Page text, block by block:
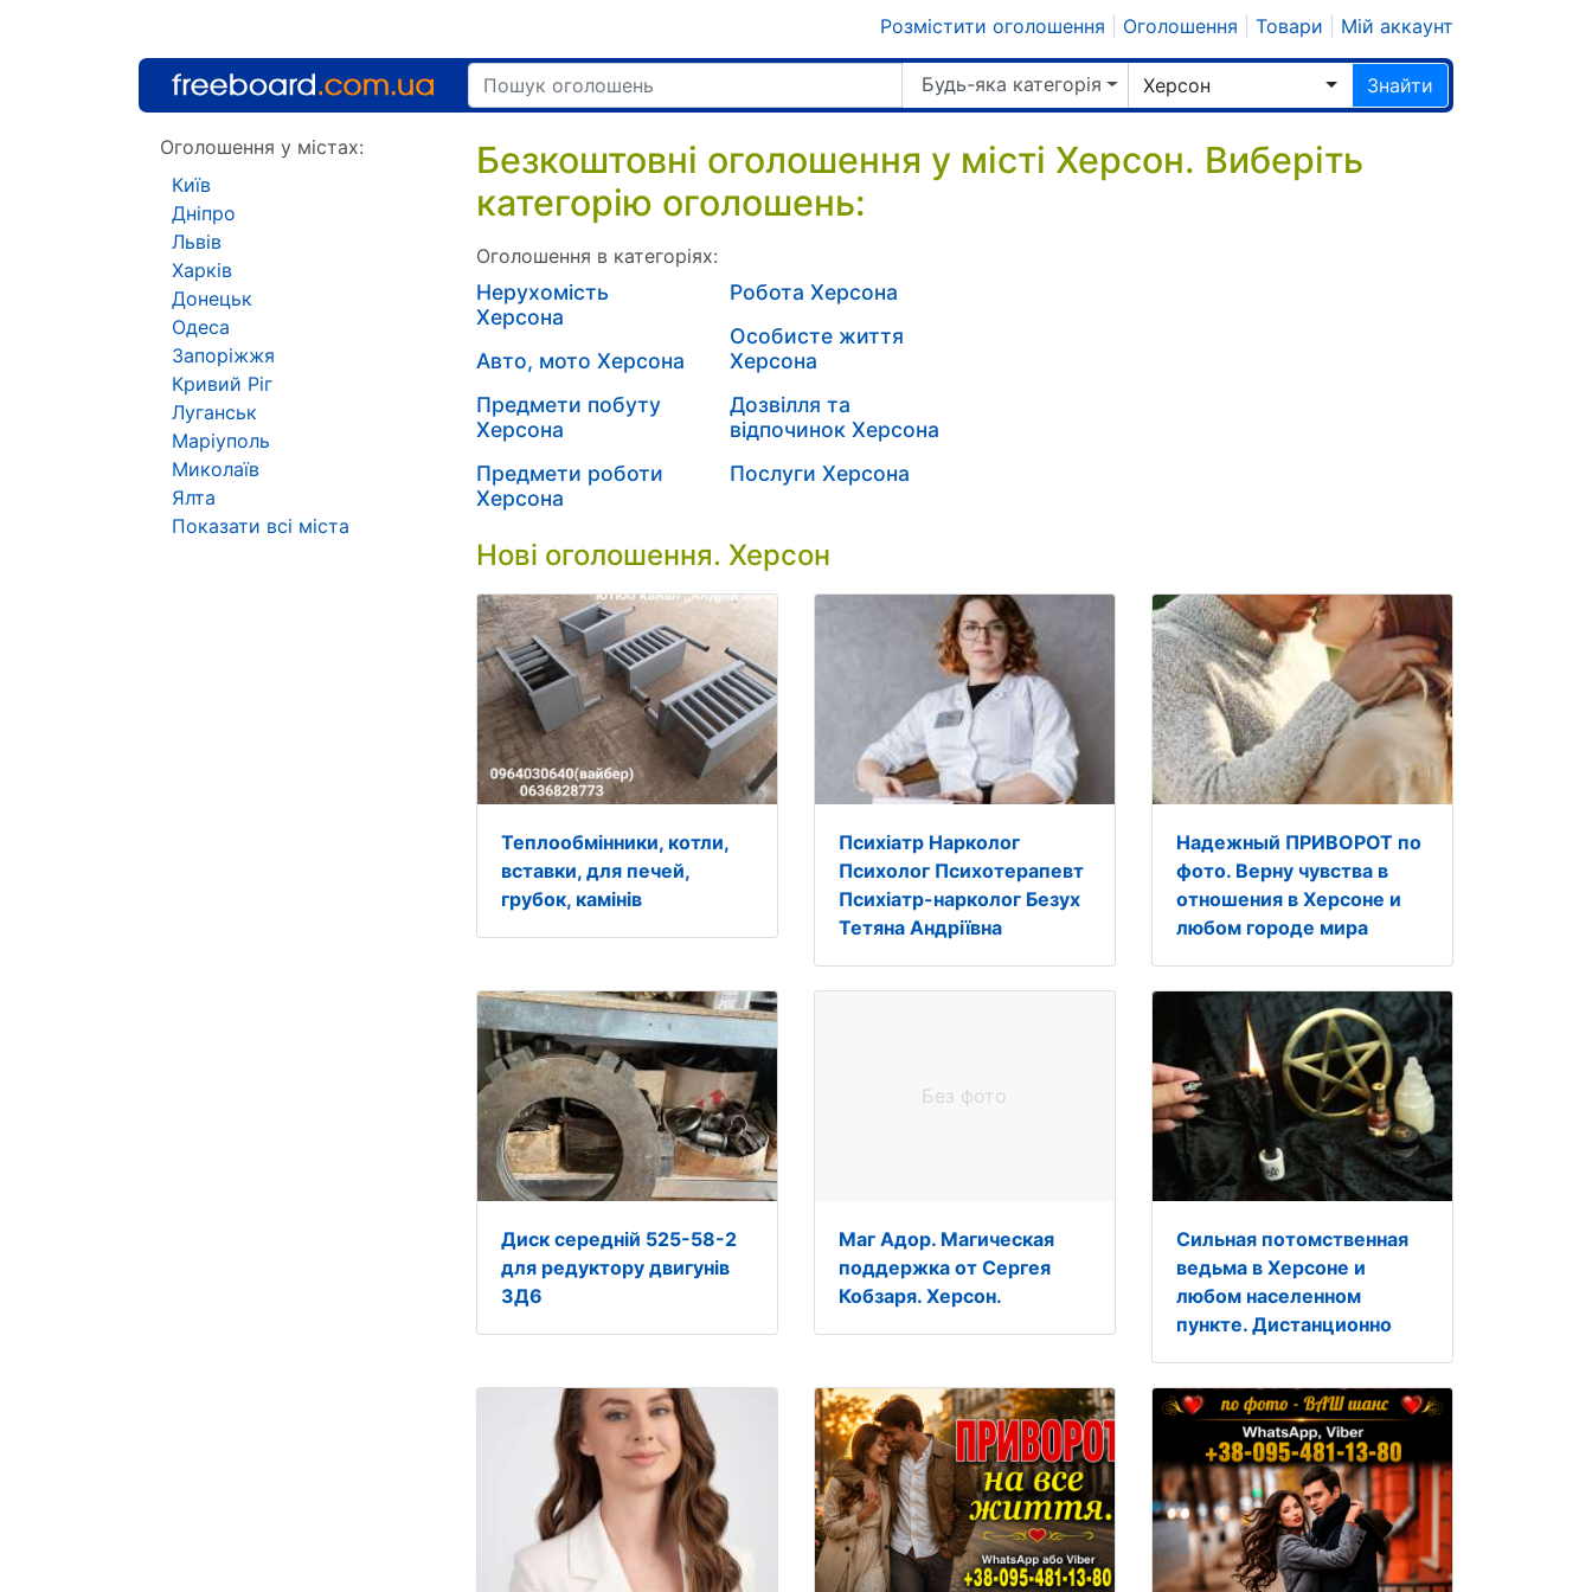
Розмістити оголошення Оголошення Товари Мій аккаунт
Будь-яка категорія Херсон Знайти
Безкоштовні оголошення у місті Херсон. Виберіть
категорію оголошень:
Оголошення в категоріях:
Нерухомість
Херсона
Авто, мото Херсона
Предмети побуту
Херсона
Предмети роботи
Херсона
Робота Херсона
Особисте життя
Херсона
Дозвілля та
відпочинок Херсона
Послуги Херсона
Нові оголошення. Херсон
Теплообмінники, котли,
вставки, для печей,
грубок, камінів
Психіатр Нарколог
Психолог Психотерапевт
Психіатр-нарколог Безух
Тетяна Андріївна
Надежный ПРИВОРОТ по
фото. Верну чувства в
отношения в Херсоне и
любом городе мира
Диск середній 525-58-2
для редуктору двигунів
3Д6
Без фото
Маг Адор. Магическая
поддержка от Сергея
Кобзаря. Херсон.
Сильная потомственная
ведьма в Херсоне и
любом населенном
пункте. Дистанционно
Оголошення у містах:
Київ
Дніпро
Львів
Харків
Донецьк
Одеса
Запоріжжя
Кривий Ріг
Луганськ
Маріуполь
Миколаїв
Ялта
Показати всі міста